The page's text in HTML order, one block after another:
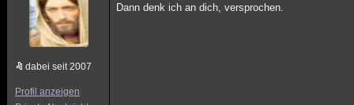
dabei seit 2007
Profil anzeigen
Dann denk ich an dich, versprochen.